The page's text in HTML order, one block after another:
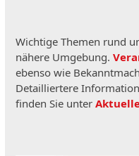
Wichtige Themen rund
nähere Umgebung.
ebenso wie
Detailliertere
finden Sie unter